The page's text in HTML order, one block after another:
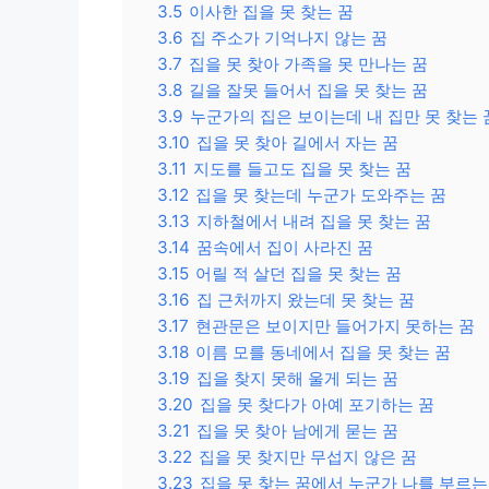
3.5 이사한 집을 못 찾는 꿈
3.6 집 주소가 기억나지 않는 꿈
3.7 집을 못 찾아 가족을 못 만나는 꿈
3.8 길을 잘못 들어서 집을 못 찾는 꿈
3.9 누군가의 집은 보이는데 내 집만 못 찾는
3.10 집을 못 찾아 길에서 자는 꿈
3.11 지도를 들고도 집을 못 찾는 꿈
3.12 집을 못 찾는데 누군가 도와주는 꿈
3.13 지하철에서 내려 집을 못 찾는 꿈
3.14 꿈속에서 집이 사라진 꿈
3.15 어릴 적 살던 집을 못 찾는 꿈
3.16 집 근처까지 왔는데 못 찾는 꿈
3.17 현관문은 보이지만 들어가지 못하는 꿈
3.18 이름 모를 동네에서 집을 못 찾는 꿈
3.19 집을 찾지 못해 울게 되는 꿈
3.20 집을 못 찾다가 아예 포기하는 꿈
3.21 집을 못 찾아 남에게 묻는 꿈
3.22 집을 못 찾지만 무섭지 않은 꿈
3.23 집을 못 찾는 꿈에서 누군가 나를 부르